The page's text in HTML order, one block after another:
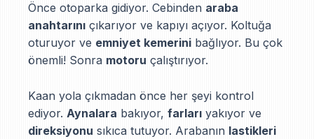
Önce otoparka gidiyor. Cebinden araba
anahtarını çıkarıyor ve kapıyı açıyor. Koltuğa
oturuyor ve emniyet kemerini bağlıyor. Bu çok
önemli! Sonra motoru çalıştırıyor.
Kaan yola çıkmadan önce her şeyi kontrol
ediyor. Aynalara bakıyor, farları yakıyor ve
direksiyonu sıkıca tutuyor. Arabanın lastikleri